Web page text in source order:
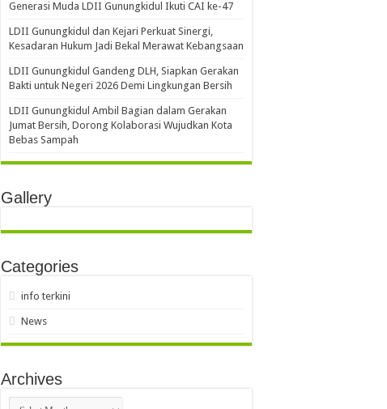
Generasi Muda LDII Gunungkidul Ikuti CAI ke-47
LDII Gunungkidul dan Kejari Perkuat Sinergi,
Kesadaran Hukum Jadi Bekal Merawat Kebangsaan
LDII Gunungkidul Gandeng DLH, Siapkan Gerakan
Bakti untuk Negeri 2026 Demi Lingkungan Bersih
LDII Gunungkidul Ambil Bagian dalam Gerakan
Jumat Bersih, Dorong Kolaborasi Wujudkan Kota
Bebas Sampah
Gallery
Categories
info terkini
News
Archives
Archives